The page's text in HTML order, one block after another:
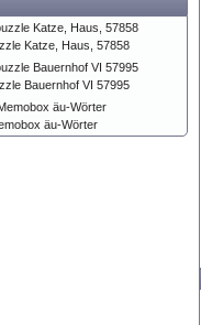
Katze, Haus, 57858
Bauernhof VI 57995
äu-Wörter